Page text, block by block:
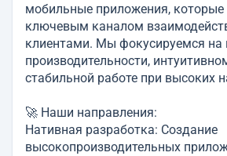
мобильные приложения, которые
ключевым каналом
клиентами. Мы фокусируемся на
производительности,
стабильной работе при высоких
🚀 Наши направления:
Нативная разработка: Создание
высокопроизводительных